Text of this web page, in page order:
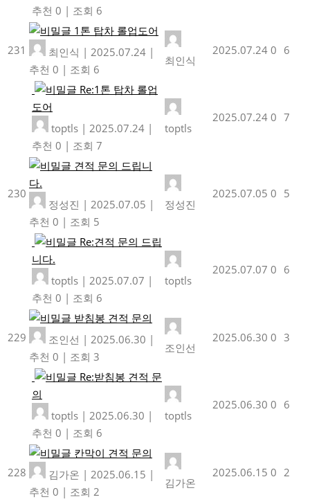
추천 0 | 조회 6
231
1톤 탑차 롤업도어
최인식 | 2025.07.24 |
추천 0 | 조회 6
최인식
2025.07.24 0 6
Re:1톤 탑차 롤업
도어
toptls | 2025.07.24 |
추천 0 | 조회 7
toptls
2025.07.24 0 7
230
견적 문의 드립니
다.
정성진 | 2025.07.05 |
추천 0 | 조회 5
정성진
2025.07.05 0 5
Re:견적 문의 드립
니다.
toptls | 2025.07.07 |
추천 0 | 조회 6
toptls
2025.07.07 0 6
229
받침봉 견적 문의
조인선 | 2025.06.30 |
추천 0 | 조회 3
조인선
2025.06.30 0 3
Re:받침봉 견적 문
의
toptls | 2025.06.30 |
추천 0 | 조회 6
toptls
2025.06.30 0 6
228
칸막이 견적 문의
김가온 | 2025.06.15 |
추천 0 | 조회 2
김가온
2025.06.15 0 2